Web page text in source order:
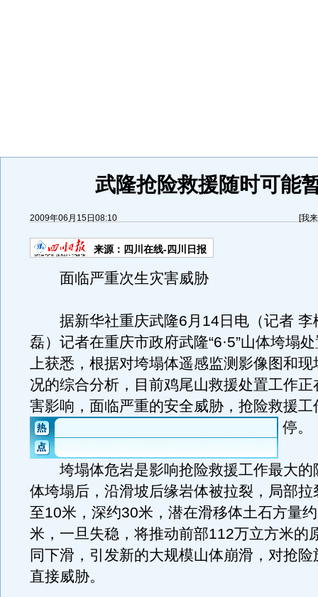
武隆抢险救援随时可能
2009年06月15日08:10 [我
来源： 四川在线-四川日报
面临严重次生灾害威胁
据新华社重庆武隆6月14日电（记者 李
磊）记者在重庆市政府武隆“6·5”山体垮塌
上获悉，根据对垮塌体遥感监测影像图和现
况的综合分析，目前鸡尾山救援处置工作正
害影响，面临严重的安全威胁，抢险救援工
停。
垮塌体危岩是影响抢险救援工作最大的
体垮塌后，沿滑坡后缘岩体被拉裂，局部拉
至10米，深约30米，潜在滑移体土石方量
米，一旦失稳，将推动前部112万立方米的
同下滑，引发新的大规模山体崩滑，对抢
直接威胁。